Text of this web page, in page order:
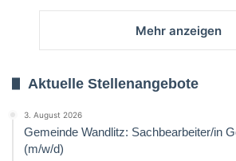
Mehr anzeigen
Aktuelle Stellenangebote
3. August 2026
Gemeinde Wandlitz: Sachbearbeiter/in
(m/w/d)